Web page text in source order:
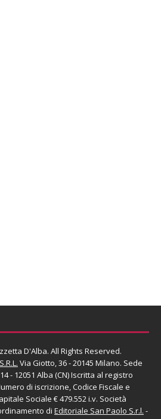
D'Alba. All Rights Reserved.
Via Giotto, 36 - 20145 Milano. Sede
- 12051 Alba (CN) Iscritta al registro
di iscrizione, Codice Fiscale e
Sociale € 479.552 i.v. Società
di Editoriale San Paolo S.r.l. -